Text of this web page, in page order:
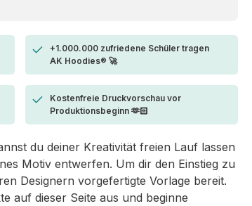
+1.000.000 zufriedene Schüler tragen
AK Hoodies® 🚀
Kostenfreie Druckvorschau vor
Produktionsbeginn 🫶🏻
du deiner Kreativität freien Lauf lassen
Motiv entwerfen. Um dir den Einstieg zu
Designern vorgefertigte Vorlage bereit.
auf dieser Seite aus und beginne